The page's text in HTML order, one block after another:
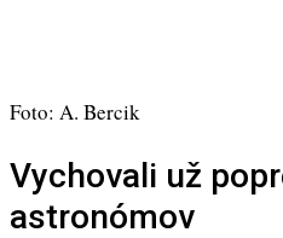
Foto: A. Bercik
Vychovali už
astronómov